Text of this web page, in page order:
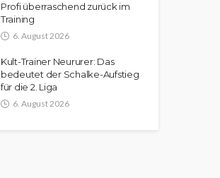
Profi überraschend zurück im
Training
6. August 2026
Kult-Trainer Neururer: Das
bedeutet der Schalke-Aufstieg
für die 2. Liga
6. August 2026